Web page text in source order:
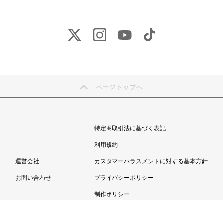
ページトップへ
運営会社
お問い合わせ
特定商取引法に基づく表記
利用規約
カスタマーハラスメントに対する基本方針
プライバシーポリシー
制作ポリシー